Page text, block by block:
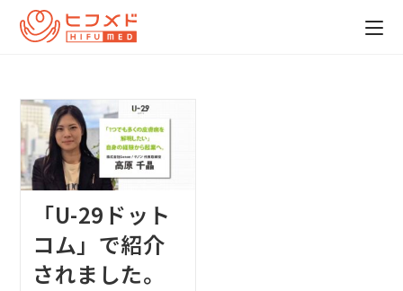
「U-29ドット
コム」で紹介
されました。